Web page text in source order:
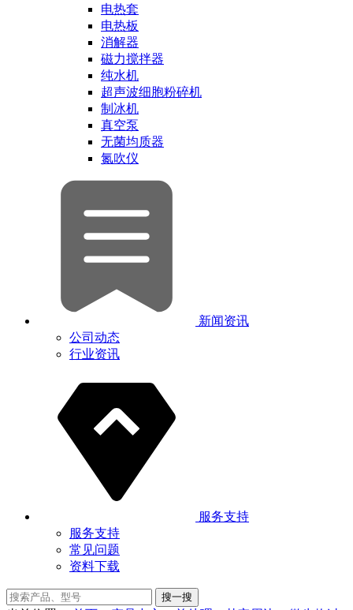
电热套
电热板
消解器
磁力搅拌器
纯水机
超声波细胞粉碎机
制冰机
真空泵
无菌均质器
氮吹仪
新闻资讯
公司动态
行业资讯
服务支持
服务支持
常见问题
资料下载